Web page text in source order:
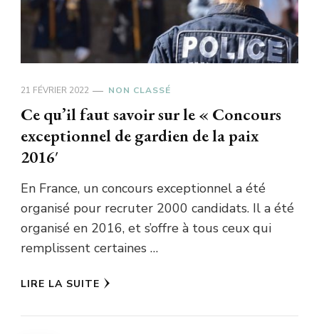
21 FÉVRIER 2022 NON CLASSÉ
Ce qu’il faut savoir sur le « Concours
exceptionnel de gardien de la paix
2016′
En France, un concours exceptionnel a été
organisé pour recruter 2000 candidats. Il a été
organisé en 2016, et s’offre à tous ceux qui
remplissent certaines …
LIRE LA SUITE